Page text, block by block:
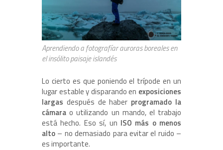
Aprendiendo a fotografíar auroras boreales en
el insólito paisaje islandés
Lo cierto es que poniendo el trípode en un
lugar estable y disparando en exposiciones
largas después de haber programado la
cámara o utilizando un mando, el trabajo
está hecho. Eso sí, un ISO más o menos
alto – no demasiado para evitar el ruido –
es importante.